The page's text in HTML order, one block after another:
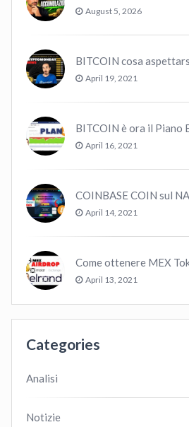
August 5, 2026
April 19, 2021
BITCOIN è ora il Piano
April 16, 2021
April 14, 2021
April 13, 2021
Categories
Analisi
Notizie